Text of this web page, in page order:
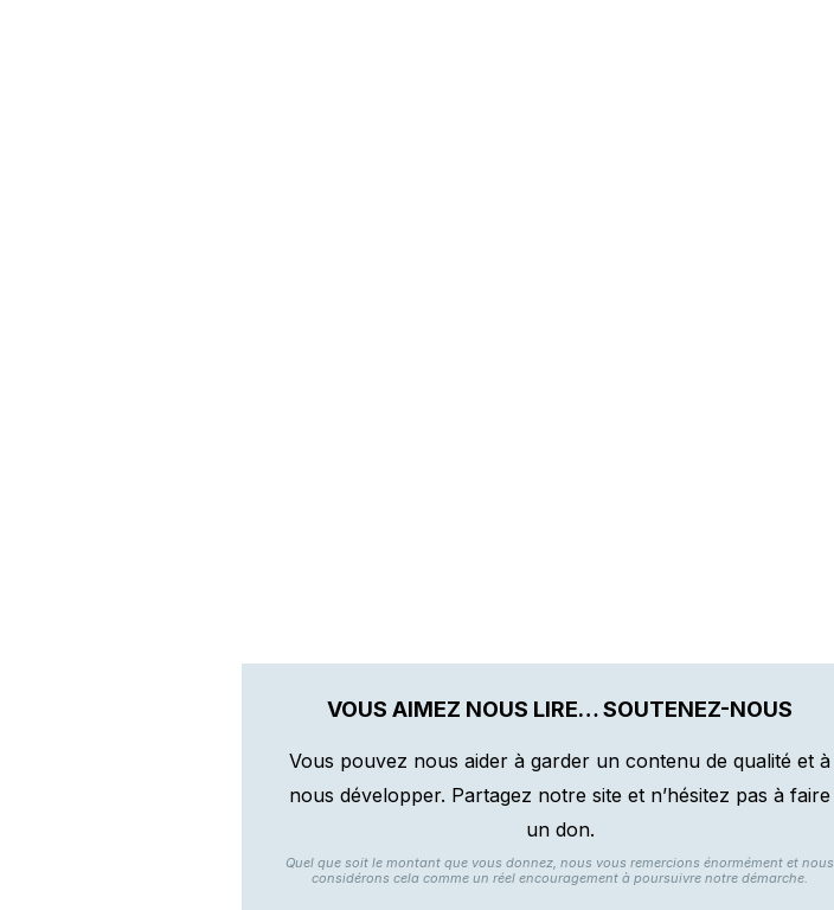
VOUS AIMEZ NOUS LIRE… SOUTENEZ-NOUS
Vous pouvez nous aider à garder un contenu de qualité et à
nous développer. Partagez notre site et n’hésitez pas à faire
un don.
Quel que soit le montant que vous donnez, nous vous remercions énormément et nous
considérons cela comme un réel encouragement à poursuivre notre démarche.